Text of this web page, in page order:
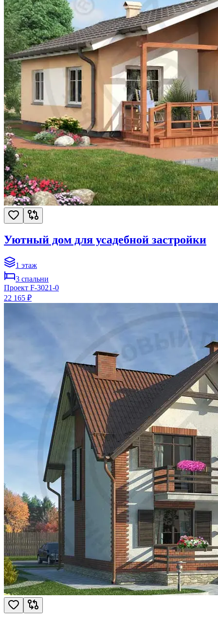
Уютный дом для усадебной застройки
1 этаж
3 спальни
Проект F-3021-0
22 165 ₽